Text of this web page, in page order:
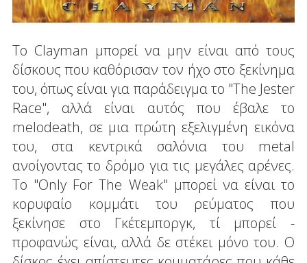
Το Clayman μπορεί να μην είναι από τους
δίσκους που καθόρισαν τον ήχο στο ξεκίνημα
του, όπως είναι για παράδειγμα το "The Jester
Race", αλλά είναι αυτός που έβαλε το
melodeath, σε μια πρώτη εξελιγμένη εικόνα
του, στα κεντρικά σαλόνια του metal
ανοίγοντας το δρόμο για τις μεγάλες αρένες.
Το "Only For The Weak" μπορεί να είναι το
κορυφαίο κομμάτι του ρεύματος που
ξεκίνησε στο Γκέτεμποργκ, τί μπορεί -
προφανώς είναι, αλλά δε στέκει μόνο του. Ο